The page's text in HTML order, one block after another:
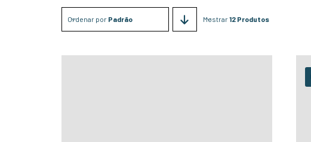
Ordenar por Padrão Mostrar12 Produtos